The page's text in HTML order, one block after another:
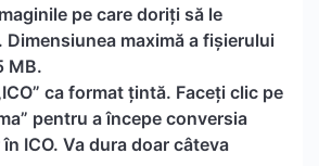
pe care doriți să le
maximă a fișierului
MB.
ca format țintă. Faceți clic pe
pentru a începe conversia
ICO. Va dura doar câteva